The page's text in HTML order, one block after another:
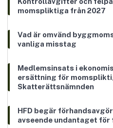
momspliktiga från 2027
Vad är omvänd
vanliga misstag
Medlemsinsats i
ersättning för
Skatterättsnämnden
HFD begär
avseende undantaget